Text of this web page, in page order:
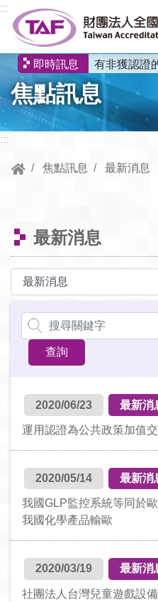
跳到中央內容區塊
:::
即時訊息 有非獲認證
焦點訊息
:::
焦點訊息 最新消息
最新消息
2020/06/23 最新消
運用認證為公共政策加值
2020/05/14 最新消
我國GLP監控系統等同於
我國化學產品輸歐
2020/03/19 最新消
社團法人台灣兒童遊戲設